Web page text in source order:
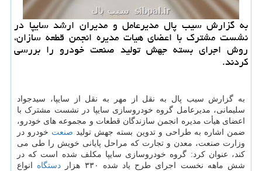
به گزارش سیب پال مدیرعامل و مدیران ارشد سایپا در
نشست مشترك با اعضای هیات مدیره انجمن قطعه سازان،
روش اجرای بسته جهش تولید صنعت خودرو را بررسی
كردند.
به گزارش سیب پال به نقل از مهر به نقل از سایپا، سیدجواد
سلیمانی، مدیرعامل گروه خودروسازی سایپا در نشست مشترک با
اعضای هیأت مدیره انجمن سازندگان قطعات و مجموعه های خودرو،
ضمن اشاره به طراحی و تدوین بسته جهش تولید صنعت خودرو در
وزارت صنعت، معدن و تجارت که مراحل پایانی خویش را طی می
کند، عنوان کرد: گروه خودروسازی سایپا مکلف شده است که در
شش ماهه نخست اجرای طرح یاد شده ۳۳۰ هزار
دستگاه انواع